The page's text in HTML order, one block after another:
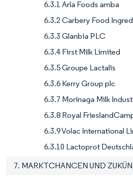
6.3.1 Arla Foods amba
6.3.2 Carbery Food
6.3.3 Glanbia PLC
6.3.4 First Milk Limited
6.3.5 Groupe Lactalis
6.3.6 Kerry Group plc
6.3.7 Morinaga Milk
6.3.8 Royal
6.3.9 Volac International
6.3.10 Lactoprot
7. MARKTCHANCEN UND